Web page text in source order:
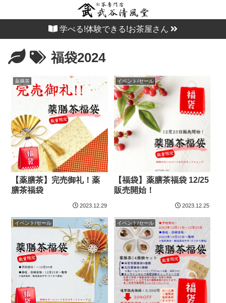
学べる!体験できる!お茶屋さん
福袋2024
薬膳茶
【薬膳茶】完売御礼！薬
膳茶福袋
2023.12.29
イベント/セール
【福袋】薬膳茶福袋 12/25
販売開始！
2023.12.25
イベント/セール イベント/セール